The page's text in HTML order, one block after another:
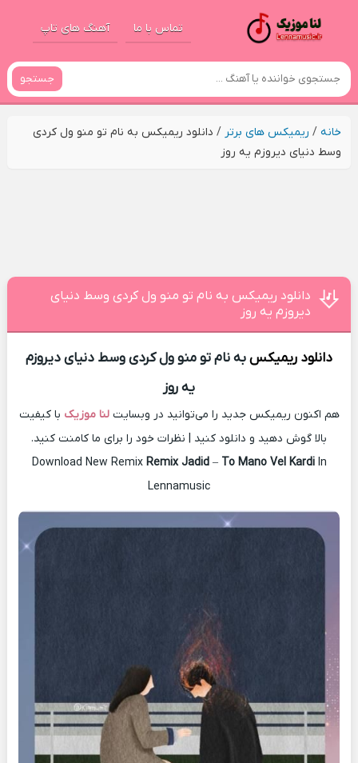
تماس با ما آهنگ های تاپ
جستجو
خانه/ ریمیکس های برتر / دانلود ریمیکس به نام تو منو ول کردی
وسط دنیای دیروزم یه روز
دانلود ریمیکس به نام تو منو ول کردی وسط دنیای
دیروزم یه روز
دانلود ریمیکسبه نام تو منو ول کردی وسط دنیای دیروزم
یه روز
هم اکنون ریمیکس جدید را می‌توانید در وبسایتلنا موزیک با کیفیت
بالا گوش دهید و دانلود کنید | نظرات خود را برای ما کامنت کنید.
Download New Remix Remix Jadid– To Mano Vel KardiIn
Lennamusic